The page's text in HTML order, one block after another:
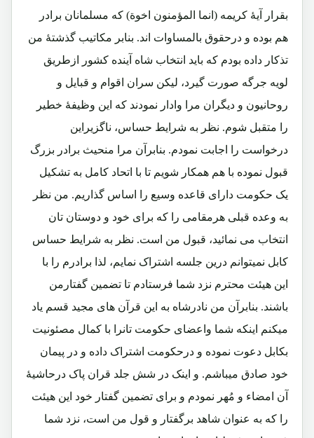
بقرار آیۀ کریمه (انما المؤمنون اخوة) که مسلمانان برادر
هم بوده و درحقوق بالمساوات اند. بنابر مکاتیب گذشتۀ من
تذکار داده بودم که باید انتخاب شاه آینده کشور ازطریق
لویه جرگه صورت گیرد، لیکن سران اقوام و قبایل و
روحانیون و دیگران مرا وادار نمودند که این وظیفۀ خطیر
را متقبل شوم. نظر به شرایط حساس، ناگزیراین
درخواست را اجابت نمودم. بنابرآن مرا منحیث برادر بزرگ
قبول نموده با هم همکار شویم تا با اتحاد کامل به تشکیل
یک حکومت دارای قاعده وسیع را اساس گذاریم. من نظر
به وعده قبلی هرمقامی را که برای خود و دوستان تان
انتخاب می نمائید، قبول من است. نظر به شرایط حساس
کابل نمیتوانم درین جلسه اشتراک نمایم، لذا برادرم را با
این هیئت محترم نزد شما فرستادم تا تضمین گفتارمن
باشند. بنابرآن من نادرشاه به این قرآن های مجید قسم یاد
میکنم اینکه شما واعضای حکومت تانرا با کمال مصئونیت
بکابل دعوت نموده و درحکومت اشتراک داده و در پیمان
خود صادق میباشم. و اینک در شش جلد قران پاک درحاشیۀ
آن امضاء و مُهر نمودم و برای تضمین گفتار خود این هیئت
را که به عنوان شاهد برگفتار و قول من است، نزد شما